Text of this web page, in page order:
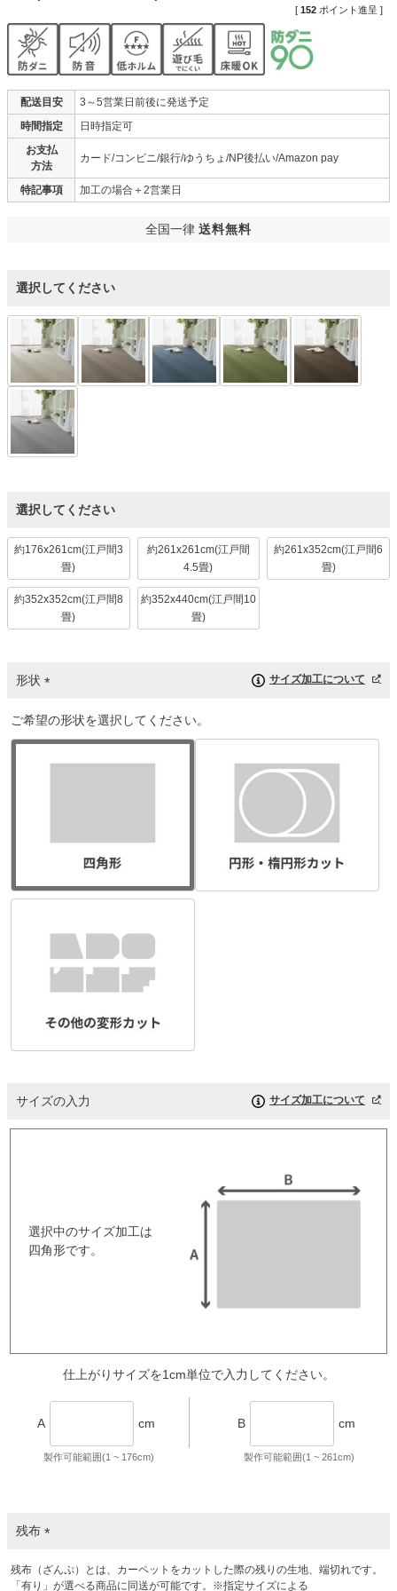
[ 152 ポイント進呈 ]
配送目安
3～5営業日前後に発送予定
時間指定
日時指定可
お支払
方法
カード/コンビニ/銀行/ゆうちょ/NP後払い/Amazon pay
特記事項 加工の場合＋2営業日
全国一律 送料無料
選択してください
選択してください
約176x261cm(江戸間3
畳)
約261x261cm(江戸間
4.5畳)
約261x352cm(江戸間6
畳)
約352x352cm(江戸間8
畳)
約352x440cm(江戸間10
畳)
形状
必
須
サイズ加工について
ご希望の形状を選択してください。
サイズの入力 サイズ加工について
選択中のサイズ加工は
四角形です。
仕上がりサイズを1cm単位で入力してください。
A cm
製作可能範囲(1 ~ 176cm)
B cm
製作可能範囲(1 ~ 261cm)
残布
必
残布（ざんぷ）とは、カーペットをカットした際の残りの生地、端切れです。
「有り」が選べる商品に同送が可能です。※指定サイズによる